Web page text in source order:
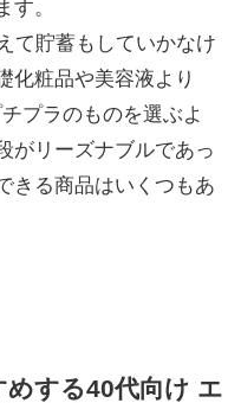
す。
て貯蓄もしていかなけ
化粧品や美容液より
プラのものを選ぶよ
がリーズナブルであっ
きる商品はいくつもあ
する40代向け エ